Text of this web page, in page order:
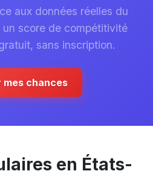
aux données réelles du
score de compétitivité
sans inscription.
mes chances
en États-